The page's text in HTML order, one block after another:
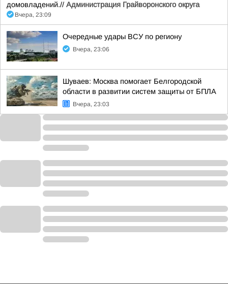
домовладений.// Администрация Грайворонского округа
Вчера, 23:09
Очередные удары ВСУ по региону
Вчера, 23:06
Шуваев: Москва помогает Белгородской
области в развитии систем защиты от БПЛА
Вчера, 23:03